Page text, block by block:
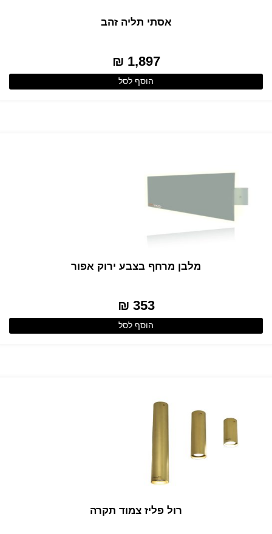
אסתי תליה זהב
1,897 ₪
הוסף לסל
מלבן מרחף בצבע ירוק אפור
353 ₪
הוסף לסל
רול פליז צמוד תקרה